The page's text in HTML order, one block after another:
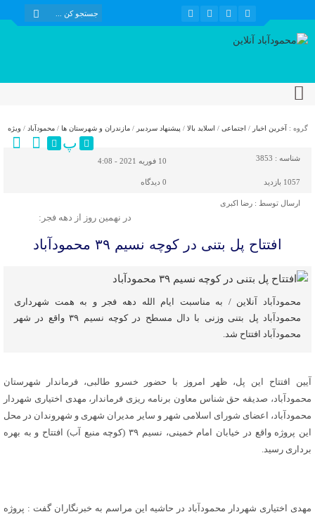
گروه : آخرین اخبار / اجتماعی / اسلاید بالا / پیشنهاد سردبیر / مازندران و شهرستان ها / محمودآباد / ویژه
پ
شناسه : 3853 10 فوریه 2021 - 4:08
1057 بازدید 0 دیدگاه
ارسال توسط : رضا اکبری
در نهمین روز از دهه فجر:
افتتاح پل بتنی در کوچه نسیم ۳۹ محمودآباد
محمودآباد آنلاین / به مناسبت ایام الله دهه فجر و به همت شهرداری
محمودآباد پل بتنی وزنی با دال مسطح در کوچه نسیم ۳۹ واقع در شهر
محمودآباد افتتاح شد.
آیین افتتاح این پل، ظهر امروز با حضور خسرو طالبی، فرماندار شهرستان
محمودآباد، صدیقه حق شناس معاون برنامه ریزی فرماندار، مهدی اختیاری شهردار
محمودآباد، اعضای شورای اسلامی شهر و سایر مدیران شهری و شهروندان در محل
این پروژه واقع در خیابان امام خمینی، نسیم ۳۹ (کوچه منبع آب) افتتاح و به بهره
برداری رسید.
مهدی اختیاری شهردار محمودآباد در حاشیه این مراسم به خبرنگاران گفت : پروژه